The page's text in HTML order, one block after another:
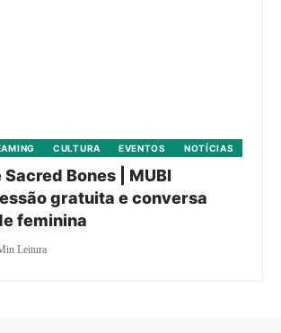
CULTURA EVENTOS NOTÍCIAS
Sacred Bones | MUBI
gratuita e conversa
feminina
Leitura